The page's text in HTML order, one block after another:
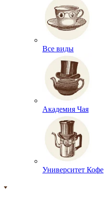
Все виды
Академия Чая
Университет Кофе